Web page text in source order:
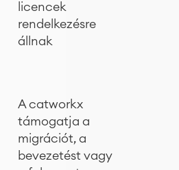
licencek
rendelkezésre
állnak
A catworkx
támogatja a
migrációt, a
bevezetést vagy